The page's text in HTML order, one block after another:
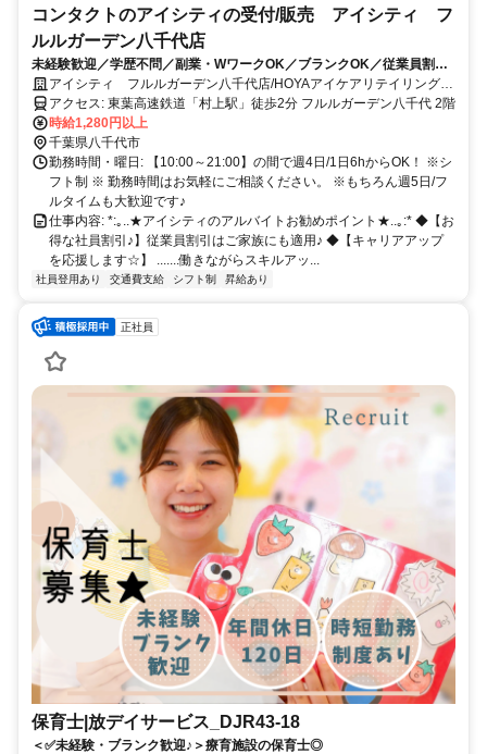
コンタクトのアイシティの受付/販売 アイシティ フ
ルルガーデン八千代店
未経験歓迎／学歴不問／副業・WワークOK／ブランクOK／従業員割引
／待遇充実／昇給あり（年2回）／交通費規定支給
アイシティ フルルガーデン八千代店/HOYAアイケアリテイリング合
同会社
アクセス: 東葉高速鉄道「村上駅」徒歩2分 フルルガーデン八千代 2階
時給1,280円以上
千葉県八千代市
勤務時間・曜日: 【10:00～21:00】の間で週4日/1日6hからOK！ ※シ
フト制 ※ 勤務時間はお気軽にご相談ください。 ※もちろん週5日/フ
ルタイムも大歓迎です♪
仕事内容: *:｡..★アイシティのアルバイトお勧めポイント★..｡:* ◆【お
得な社員割引♪】従業員割引はご家族にも適用♪ ◆【キャリアアップ
を応援します☆】 .......働きながらスキルアッ...
社員登用あり 交通費支給 シフト制 昇給あり
正社員
保育士|放デイサービス_DJR43-18
＜✅未経験・ブランク歓迎♪＞療育施設の保育士◎